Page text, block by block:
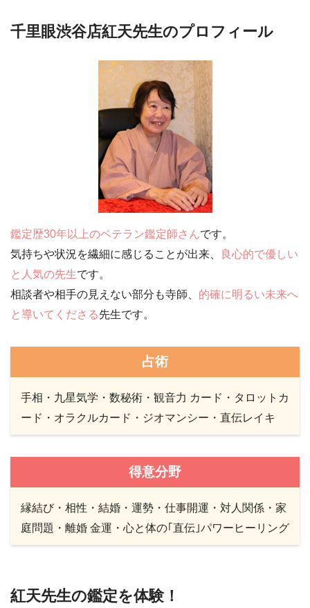
千里眼渋谷店紅天先生のプロフィール
鑑定歴30年以上のベテラン鑑定師さんです。
気持ちや状況を繊細に感じることが出来、
良心的で優しい
と人気の先生です。
相談者や相手の見えない部分も寺師、 的確に明るい未来へ
と導いてくださる先生です。
占術
手相・九星気学・数秘術・観音力 カード・タロットカ
ード・オラクルカード・ジオマンシー・直伝レイキ
得意分野
縁結び・相性・結婚・運勢・仕事開運・対人関係・家
庭問題・離婚 金運・心と体の｢直伝｣パワーヒーリング
紅天先生の鑑定を体験！